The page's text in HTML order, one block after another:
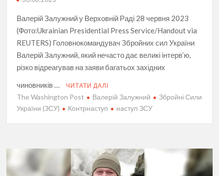
Валерій Залужний у Верховній Раді 28 червня 2023
(Фото:Ukrainian Presidential Press Service/Handout via
REUTERS) Головнокомандувач Збройних сил України
Валерій Залужний, який нечасто дає великі інтерв’ю,
різко відреагував на заяви багатьох західних
чиновників …
ЧИТАТИ ДАЛІ
The Washington Post Валерій Залужний
Збройні Сили
України (ЗСУ)
Контрнаступ наступ ЗСУ